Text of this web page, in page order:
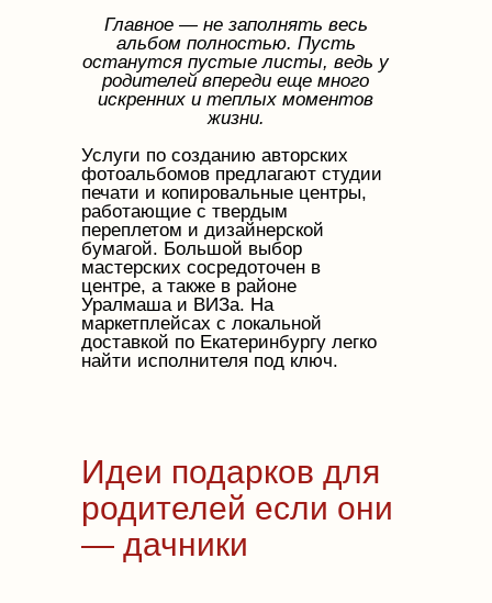
Главное — не заполнять весь
альбом полностью. Пусть
останутся пустые листы, ведь у
родителей впереди еще много
искренних и теплых моментов
жизни.
Услуги по созданию авторских
фотоальбомов предлагают студии
печати и копировальные центры,
работающие с твердым
переплетом и дизайнерской
бумагой. Большой выбор
мастерских сосредоточен в
центре, а также в районе
Уралмаша и ВИЗа. На
маркетплейсах с локальной
доставкой по Екатеринбургу легко
найти исполнителя под ключ.
Идеи подарков для
родителей если они
— дачники